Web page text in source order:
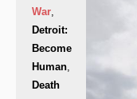
War
Detroit:
Become
Human
Death